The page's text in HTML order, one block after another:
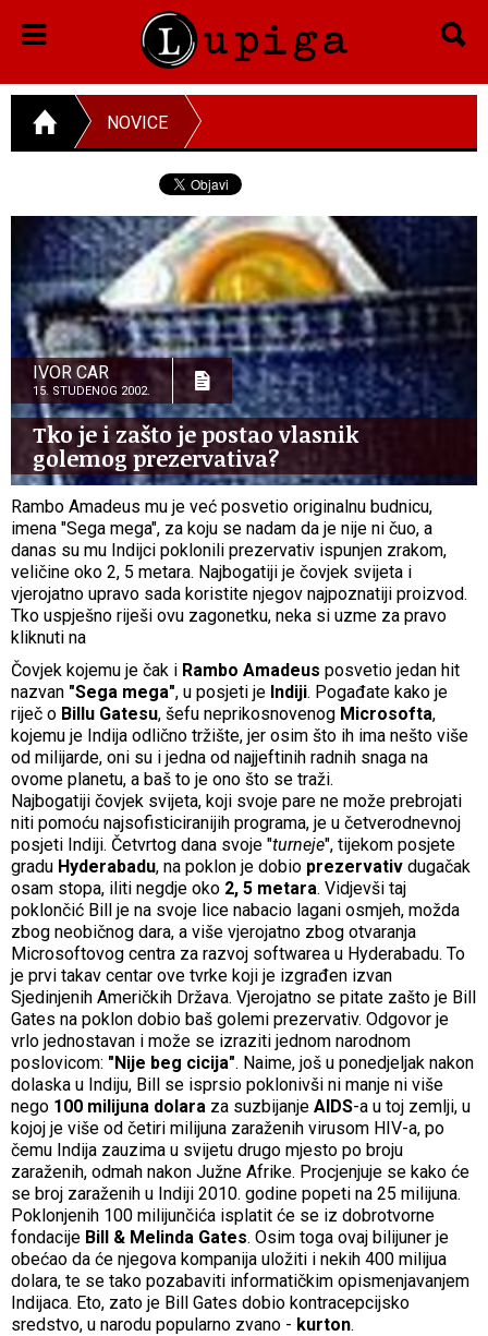
NOVICE
IVOR CAR
15. STUDENOG 2002.
Tko je i zašto je postao vlasnik
golemog prezervativa?
Rambo Amadeus mu je već posvetio originalnu budnicu,
imena "Sega mega", za koju se nadam da je nije ni čuo, a
danas su mu Indijci poklonili prezervativ ispunjen zrakom,
veličine oko 2, 5 metara. Najbogatiji je čovjek svijeta i
vjerojatno upravo sada koristite njegov najpoznatiji proizvod.
Tko uspješno riješi ovu zagonetku, neka si uzme za pravo
kliknuti na
Čovjek kojemu je čak i Rambo Amadeus posvetio jedan hit
nazvan "Sega mega", u posjeti je Indiji. Pogađate kako je
riječ o Billu Gatesu, šefu neprikosnovenog Microsofta,
kojemu je Indija odlično tržište, jer osim što ih ima nešto više
od milijarde, oni su i jedna od najjeftinih radnih snaga na
ovome planetu, a baš to je ono što se traži.
Najbogatiji čovjek svijeta, koji svoje pare ne može prebrojati
niti pomoću najsofisticiranijih programa, je u četverodnevnoj
posjeti Indiji. Četvrtog dana svoje "turneje", tijekom posjete
gradu Hyderabadu, na poklon je dobio prezervativ dugačak
osam stopa, iliti negdje oko 2, 5 metara. Vidjevši taj
poklončić Bill je na svoje lice nabacio lagani osmjeh, možda
zbog neobičnog dara, a više vjerojatno zbog otvaranja
Microsoftovog centra za razvoj softwarea u Hyderabadu. To
je prvi takav centar ove tvrke koji je izgrađen izvan
Sjedinjenih Američkih Država. Vjerojatno se pitate zašto je Bill
Gates na poklon dobio baš golemi prezervativ. Odgovor je
vrlo jednostavan i može se izraziti jednom narodnom
poslovicom: "Nije beg cicija". Naime, još u ponedjeljak nakon
dolaska u Indiju, Bill se isprsio poklonivši ni manje ni više
nego 100 milijuna dolara za suzbijanje AIDS-a u toj zemlji, u
kojoj je više od četiri milijuna zaraženih virusom HIV-a, po
čemu Indija zauzima u svijetu drugo mjesto po broju
zaraženih, odmah nakon Južne Afrike. Procjenjuje se kako će
se broj zaraženih u Indiji 2010. godine popeti na 25 milijuna.
Poklonjenih 100 milijunčića isplatit će se iz dobrotvorne
fondacije Bill & Melinda Gates. Osim toga ovaj bilijuner je
obećao da će njegova kompanija uložiti i nekih 400 milijua
dolara, te se tako pozabaviti informatičkim opismenjavanjem
Indijaca. Eto, zato je Bill Gates dobio kontracepcijsko
sredstvo, u narodu popularno zvano - kurton.